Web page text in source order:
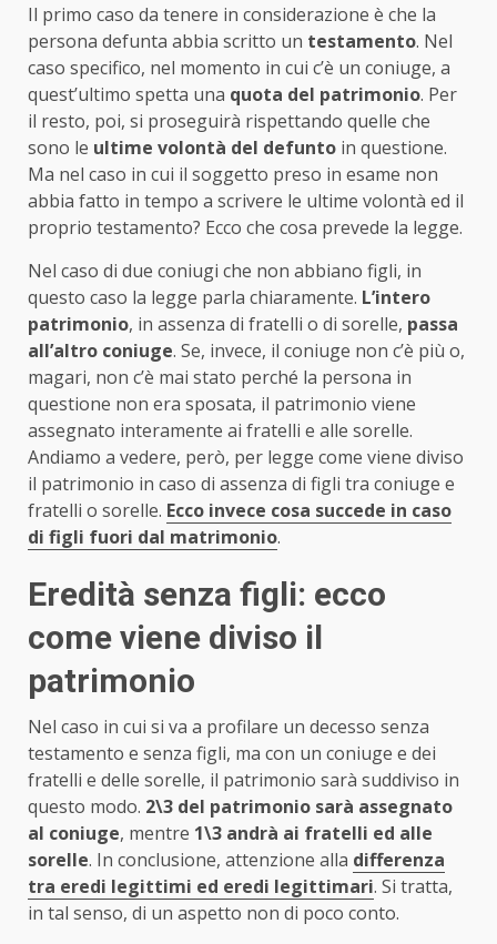
Il primo caso da tenere in considerazione è che la
persona defunta abbia scritto un testamento. Nel
caso specifico, nel momento in cui c’è un coniuge, a
quest’ultimo spetta una quota del patrimonio. Per
il resto, poi, si proseguirà rispettando quelle che
sono le ultime volontà del defunto in questione.
Ma nel caso in cui il soggetto preso in esame non
abbia fatto in tempo a scrivere le ultime volontà ed il
proprio testamento? Ecco che cosa prevede la legge.
Nel caso di due coniugi che non abbiano figli, in
questo caso la legge parla chiaramente. L’intero
patrimonio, in assenza di fratelli o di sorelle, passa
all’altro coniuge. Se, invece, il coniuge non c’è più o,
magari, non c’è mai stato perché la persona in
questione non era sposata, il patrimonio viene
assegnato interamente ai fratelli e alle sorelle.
Andiamo a vedere, però, per legge come viene diviso
il patrimonio in caso di assenza di figli tra coniuge e
fratelli o sorelle. Ecco invece cosa succede in caso
di figli fuori dal matrimonio.
Eredità senza figli: ecco
come viene diviso il
patrimonio
Nel caso in cui si va a profilare un decesso senza
testamento e senza figli, ma con un coniuge e dei
fratelli e delle sorelle, il patrimonio sarà suddiviso in
questo modo. 2\3 del patrimonio sarà assegnato
al coniuge, mentre 1\3 andrà ai fratelli ed alle
sorelle. In conclusione, attenzione alla differenza
tra eredi legittimi ed eredi legittimari. Si tratta,
in tal senso, di un aspetto non di poco conto.